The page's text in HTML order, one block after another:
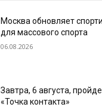
Москва обновляет
для массового спорта
06.08.2026
Завтра, 6 августа,
«Точка контакта»